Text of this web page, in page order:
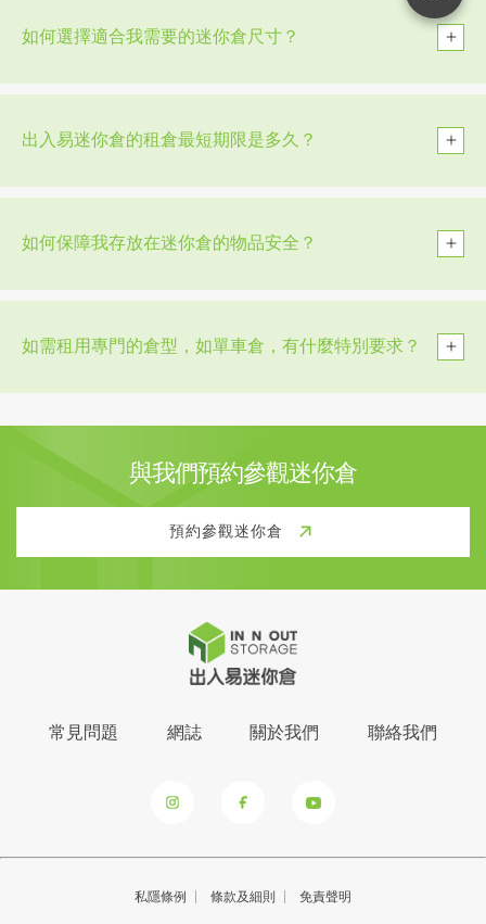
如何選擇適合我需要的迷你倉尺寸？
出入易迷你倉的租倉最短期限是多久？
如何保障我存放在迷你倉的物品安全？
如需租用專門的倉型，如單車倉，有什麼特別要求？
與我們預約參觀迷你倉
預約參觀迷你倉
常見問題 網誌 關於我們 聯絡我們
私隱條例 條款及細則 免責聲明